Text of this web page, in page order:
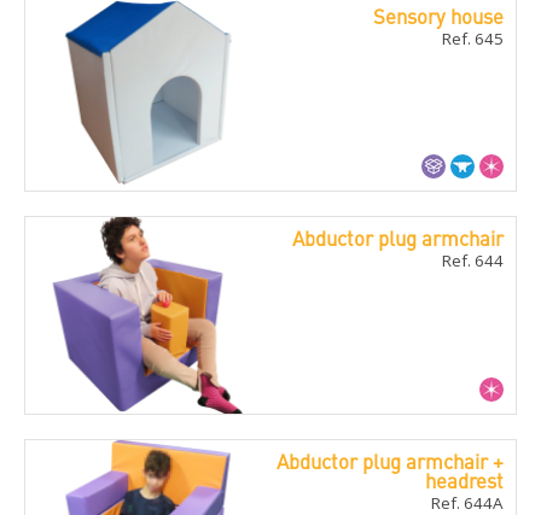
Sensory house
Ref. 645
Abductor plug armchair
Ref. 644
Abductor plug armchair +
headrest
Ref. 644A